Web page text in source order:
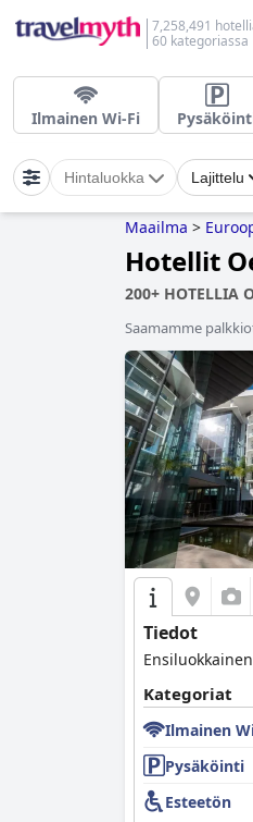
7,258,491
60 kategoriassa
Ilmainen Wi-Fi
Hintaluokka Lajittelu
Maailma >
Hotellit
200+ HOTELLIA
Saamamme
Tiedot
Kategoriat
Ilmainen
Pysäköinti
Esteetön